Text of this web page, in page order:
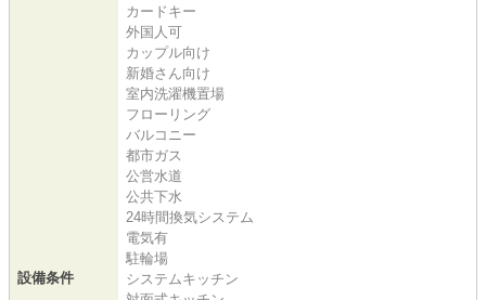
設備条件
カードキー
外国人可
カップル向け
新婚さん向け
室内洗濯機置場
フローリング
バルコニー
都市ガス
公営水道
公共下水
24時間換気システム
電気有
駐輪場
システムキッチン